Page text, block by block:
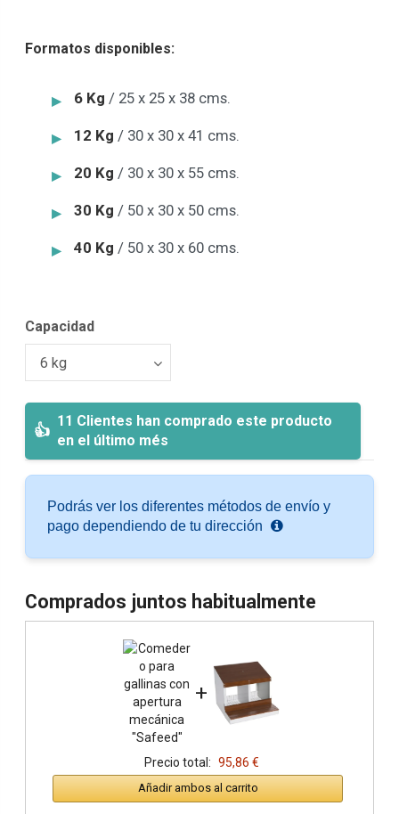
Formatos disponibles:
6 Kg / 25 x 25 x 38 cms.
12 Kg / 30 x 30 x 41 cms.
20 Kg / 30 x 30 x 55 cms.
30 Kg / 50 x 30 x 50 cms.
40 Kg / 50 x 30 x 60 cms.
Capacidad
11 Clientes han comprado este producto
en el último més
Podrás ver los diferentes métodos de envío y
pago dependiendo de tu dirección
Comprados juntos habitualmente
+
Precio total: 95,86 €
Añadir ambos al carrito